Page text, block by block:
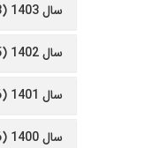
سال 1403 (3)
سال 1402 (5)
سال 1401 (6)
سال 1400 (6)